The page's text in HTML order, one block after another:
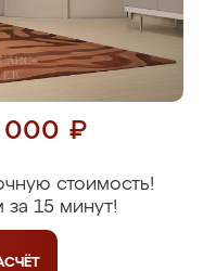
000 ₽
стоимость!
15 минут!